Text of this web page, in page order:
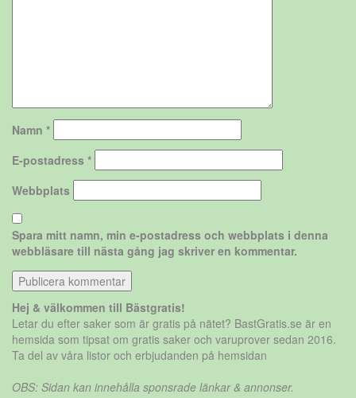
Namn *
E-postadress *
Webbplats
Spara mitt namn, min e-postadress och webbplats i denna
webbläsare till nästa gång jag skriver en kommentar.
Hej & välkommen till Bästgratis!
Letar du efter saker som är gratis på nätet? BastGratis.se är en
hemsida som tipsat om gratis saker och varuprover sedan 2016.
Ta del av våra listor och erbjudanden på hemsidan
OBS: Sidan kan innehålla sponsrade länkar & annonser.